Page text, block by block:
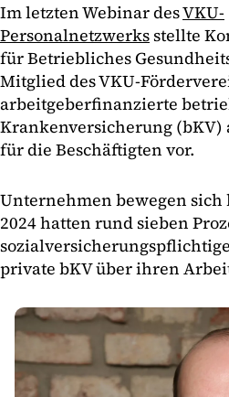
Im letzten Webinar desVKU-
Personalnetzwerksstellte
für Betriebliches
Mitglied des VKU-
arbeitgeberfinanzierte
Krankenversicherung (bKV)
für die Beschäftigten vor.
Unternehmen bewegen
2024 hatten rund sieben
private bKV über ihren